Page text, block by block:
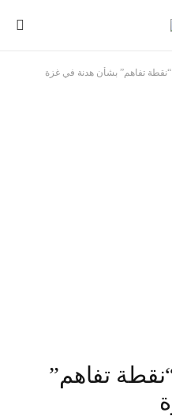
تفاهم” بشأن هدنة في غزة
تفاهم”